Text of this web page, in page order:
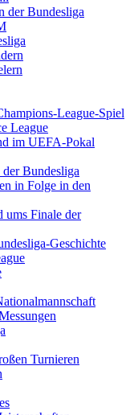
der Bundesliga
League-Spiel
League
im UEFA-Pokal
Bundesliga
in Folge in den
ums Finale der
Geschichte
Turnieren